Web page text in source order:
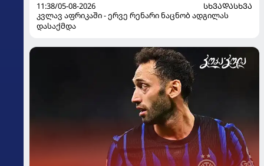
11:38/05-08-2026
ᲡᲮᲕᲐᲓᲐᲡᲮᲕᲐ
კვლავ აფრიკაში - ერვე რენარი ნაცნობ ადგილას
დასაქმდა